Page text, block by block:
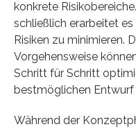
konkrete
schließlich erarbeitet
Risiken zu minimieren.
Vorgehensweise
Schritt für Schritt
bestmöglichen Entwurf
Während der